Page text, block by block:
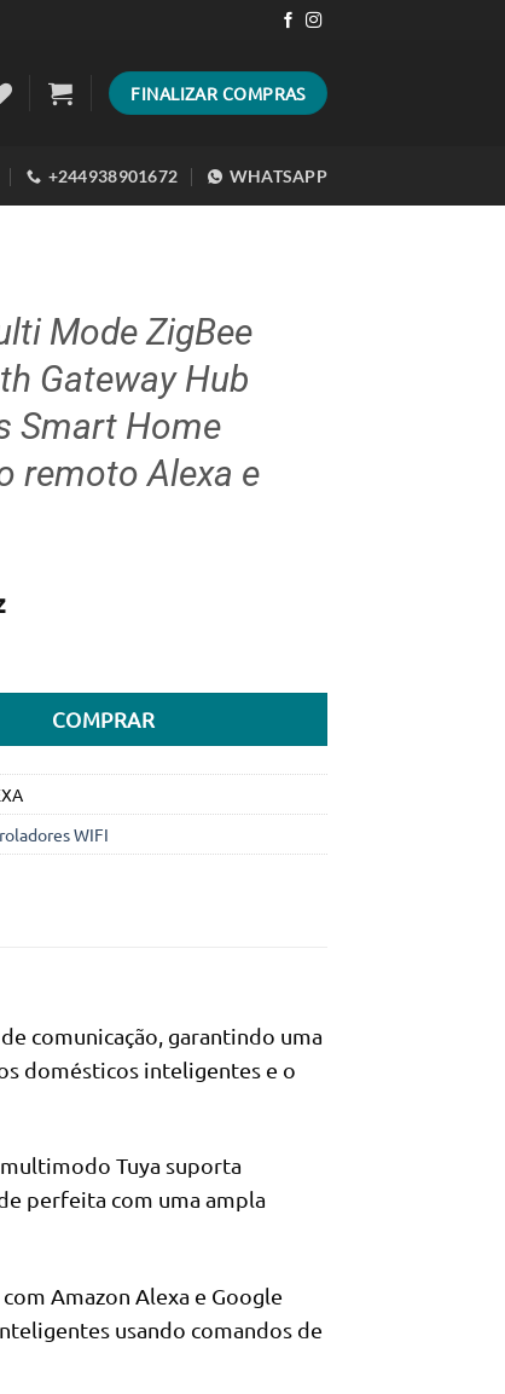
FINALIZAR COMPRAS
+244938901672 WHATSAPP
Mode ZigBee
Gateway Hub
Smart Home
remoto Alexa e
COMPRAR
WIFI
comunicação, garantindo uma
domésticos inteligentes e o
Tuya suporta
perfeita com uma ampla
Amazon Alexa e Google
usando comandos de